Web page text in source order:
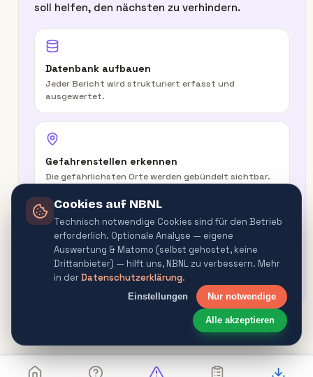
soll helfen, den nächsten zu verhindern.
Datenbank aufbauen
Jeder Bericht wird strukturiert erfasst und
ausgewertet.
Gefahrenstellen erkennen
Die gefährlichsten Orte werden gebündelt sichtbar.
In der Route warnen
Routenplaner & Navigator warnen vor
Gefahrenquellen.
Cookies auf NBNL
Technisch notwendige Cookies sind für den Betrieb
erforderlich. Optionale Analyse — eigene
Auswertung & Matomo (selbst gehostet, keine
Drittanbieter) — hilft uns, NBNL zu verbessern. Mehr
in derDatenschutzerklärung.
Einstellungen Nur notwendige
Alle akzeptieren